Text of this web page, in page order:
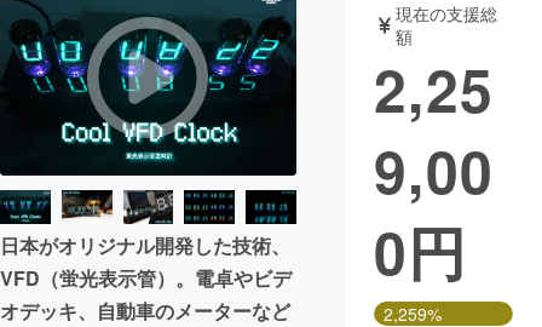
テクノロジー・ガジェット
映像・映画 書籍・雑誌
ビジネス・起業 チャレンジ
まちづくり・地域活性化
CAMPFIRE for Social Good
CAMPFIRE Creation
日本がオリジナル開発した技術、
VFD（蛍光表示管）。電卓やビデ
オデッキ、自動車のメーターなど
現在の支援総
額
2,25
9,00
0円
2,259%